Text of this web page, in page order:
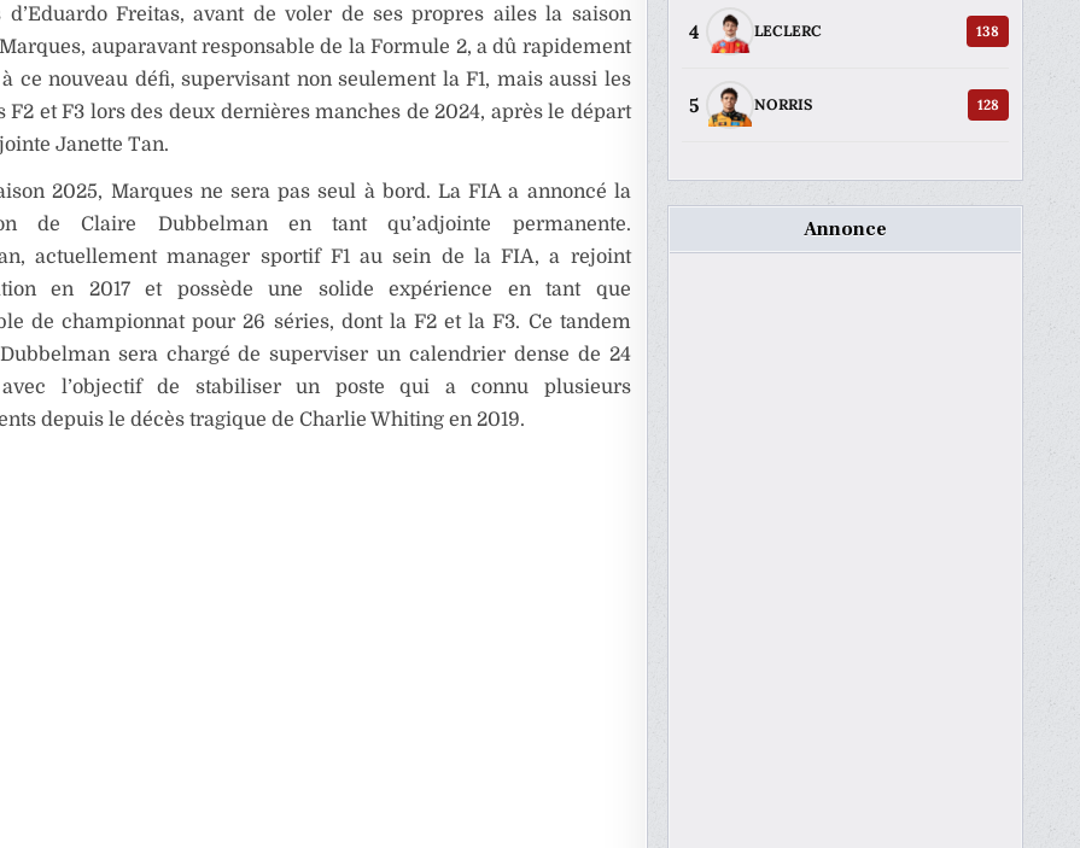
d’Eduardo Freitas, avant de voler de ses propres ailes la saison
auparavant responsable de la Formule 2, a dû rapidement
à ce nouveau défi, supervisant non seulement la F1, mais aussi les
F2 et F3 lors des deux dernières manches de 2024, après le départ
Janette Tan.
2025, Marques ne sera pas seul à bord. La FIA a annoncé la
de Claire Dubbelman en tant qu’adjointe permanente.
actuellement manager sportif F1 au sein de la FIA, a rejoint
en 2017 et possède une solide expérience en tant que
de championnat pour 26 séries, dont la F2 et la F3. Ce tandem
sera chargé de superviser un calendrier dense de 24
avec l’objectif de stabiliser un poste qui a connu plusieurs
depuis le décès tragique de Charlie Whiting en 2019.
4 LECLERC 138
5 NORRIS 128
Annonce